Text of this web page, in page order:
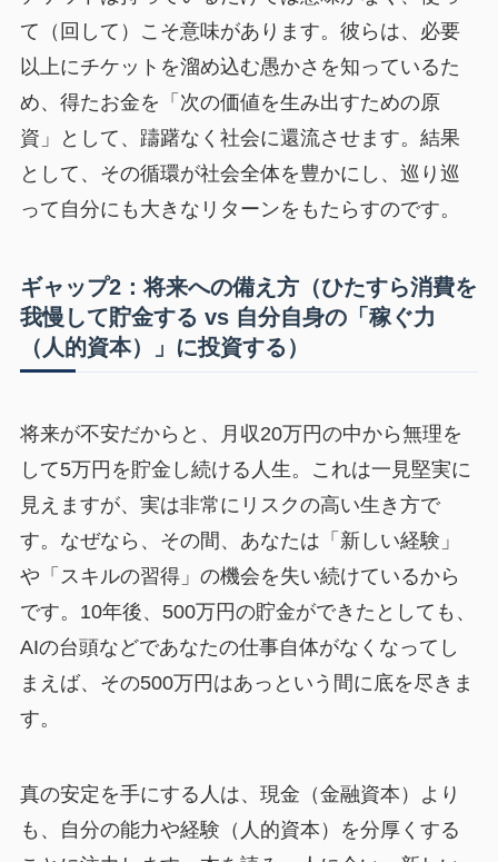
て（回して）こそ意味があります。彼らは、必要
以上にチケットを溜め込む愚かさを知っているた
め、得たお金を「次の価値を生み出すための原
資」として、躊躇なく社会に還流させます。結果
として、その循環が社会全体を豊かにし、巡り巡
って自分にも大きなリターンをもたらすのです。
ギャップ2：将来への備え方（ひたすら消費を
我慢して貯金する vs 自分自身の「稼ぐ力
（人的資本）」に投資する）
将来が不安だからと、月収20万円の中から無理を
して5万円を貯金し続ける人生。これは一見堅実に
見えますが、実は非常にリスクの高い生き方で
す。なぜなら、その間、あなたは「新しい経験」
や「スキルの習得」の機会を失い続けているから
です。10年後、500万円の貯金ができたとしても、
AIの台頭などであなたの仕事自体がなくなってし
まえば、その500万円はあっという間に底を尽きま
す。
真の安定を手にする人は、現金（金融資本）より
も、自分の能力や経験（人的資本）を分厚くする